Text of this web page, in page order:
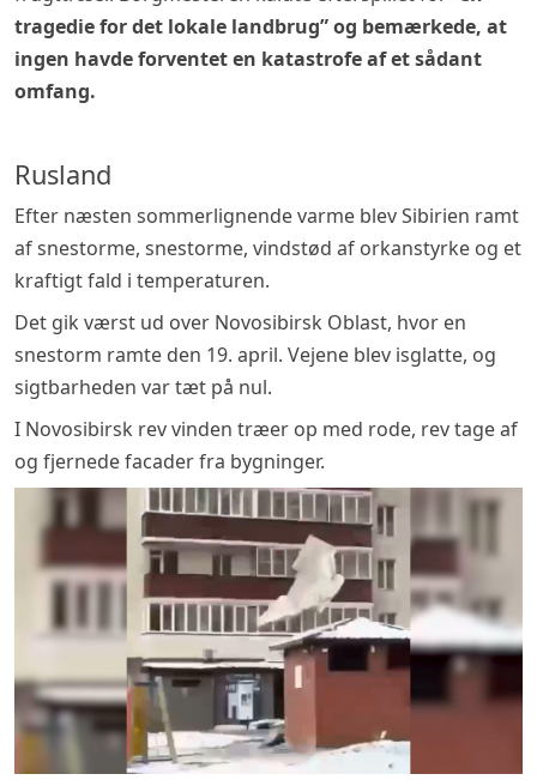
tragedie for det lokale landbrug” og bemærkede, at
ingen havde forventet en katastrofe af et sådant
omfang.
Rusland
Efter næsten sommerlignende varme blev Sibirien ramt
af snestorme, snestorme, vindstød af orkanstyrke og et
kraftigt fald i temperaturen.
Det gik værst ud over Novosibirsk Oblast, hvor en
snestorm ramte den 19. april. Vejene blev isglatte, og
sigtbarheden var tæt på nul.
I Novosibirsk rev vinden træer op med rode, rev tage af
og fjernede facader fra bygninger.